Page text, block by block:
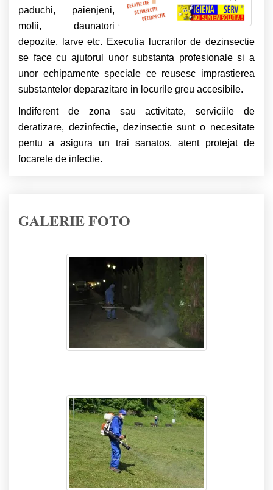
paduchi, paienjeni,
molii, daunatori
depozite, larve etc. Executia lucrarilor de dezinsectie
se face cu ajutorul unor substanta profesionale si a
unor echipamente speciale ce reusesc imprastierea
substantelor deparazitare in locurile greu accesibile.
Indiferent de zona sau activitate, serviciile de
deratizare, dezinfectie, dezinsectie sunt o necesitate
pentu a asigura un trai sanatos, atent protejat de
focarele de infectie.
GALERIE FOTO